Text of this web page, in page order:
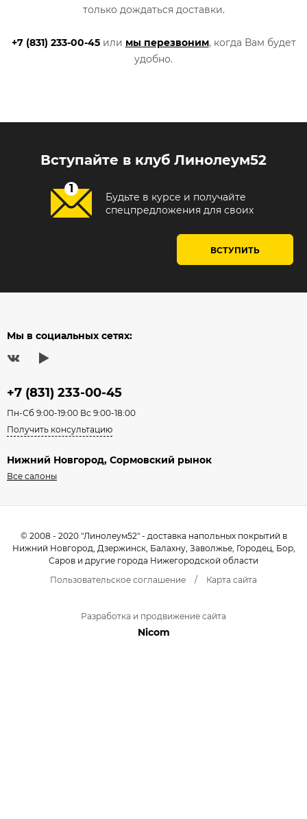
только дождаться доставки.
+7 (831) 233-00-45или мы перезвоним, когда Вам будет
удобно.
Вступайте в клуб Линолеум52
Будьте в курсе и получайте
спецпредложения для своих
ВСТУПИТЬ
Мы в социальных сетях:
+7 (831) 233-00-45
Пн-Сб 9:00-19:00 Вс 9:00-18:00
Получить консультацию
Нижний Новгород, Сормовский рынок
Все салоны
© 2008 - 2020 "Линолеум52" - доставка напольных покрытий в
Нижний Новгород, Дзержинск, Балахну, Заволжье, Городец, Бор,
Саров и другие города Нижегородской области
Пользовательское соглашение
/ Карта сайта
Разработка и продвижение сайта
Nicom